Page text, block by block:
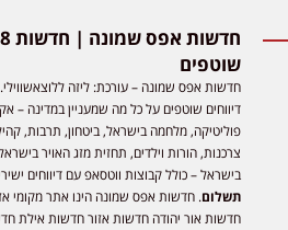
שוטפים
חדשות אפס שמונה – עורכת: ליזה
דיווחים שוטפים על כל מה שמעניין במדינה –
פוליטיקה, מלחמה בישראל, ביטחון, תרבות,
צרכנות, הורות וילדים, תחזית מזג האויר
בישראל – כולל קבוצות ווטסאפ עם דיווחים
תשלום. חדשות אפס שמונה הינו אתר מקומי
חדשות אור יהודה חדשות אזור חדשות אילת